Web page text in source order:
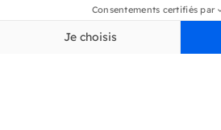
En savoir plus